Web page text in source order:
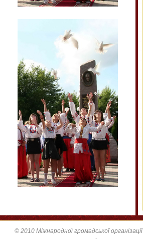
© 2010 Міжнародної громадської організації